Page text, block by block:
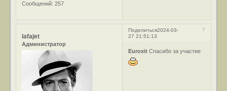
Сообщений: 257
Поделиться 7
2024-03-
27 21:51:13
lafajet
Администратор
Euroxit Спасибо за участие